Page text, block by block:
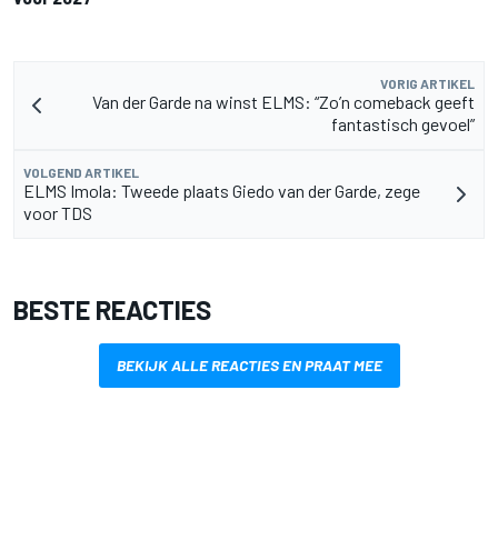
VORIG ARTIKEL
Van der Garde na winst ELMS: “Zo’n comeback geeft
fantastisch gevoel”
VOLGEND ARTIKEL
ELMS Imola: Tweede plaats Giedo van der Garde, zege
voor TDS
BESTE REACTIES
BEKIJK ALLE REACTIES EN PRAAT MEE